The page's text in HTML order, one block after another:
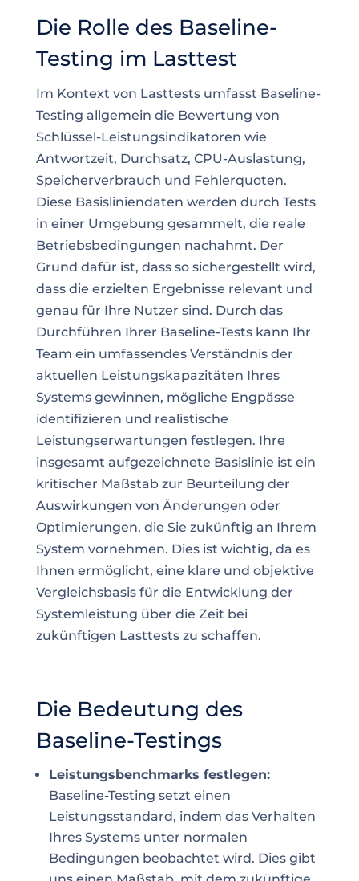
Die Rolle des Baseline-
Testing im Lasttest
Im Kontext von Lasttests umfasst Baseline-
Testing allgemein die Bewertung von
Schlüssel-Leistungsindikatoren wie
Antwortzeit, Durchsatz, CPU-Auslastung,
Speicherverbrauch und Fehlerquoten.
Diese Basisliniendaten werden durch Tests
in einer Umgebung gesammelt, die reale
Betriebsbedingungen nachahmt. Der
Grund dafür ist, dass so sichergestellt wird,
dass die erzielten Ergebnisse relevant und
genau für Ihre Nutzer sind. Durch das
Durchführen Ihrer Baseline-Tests kann Ihr
Team ein umfassendes Verständnis der
aktuellen Leistungskapazitäten Ihres
Systems gewinnen, mögliche Engpässe
identifizieren und realistische
Leistungserwartungen festlegen. Ihre
insgesamt aufgezeichnete Basislinie ist ein
kritischer Maßstab zur Beurteilung der
Auswirkungen von Änderungen oder
Optimierungen, die Sie zukünftig an Ihrem
System vornehmen. Dies ist wichtig, da es
Ihnen ermöglicht, eine klare und objektive
Vergleichsbasis für die Entwicklung der
Systemleistung über die Zeit bei
zukünftigen Lasttests zu schaffen.
Die Bedeutung des
Baseline-Testings
Leistungsbenchmarks festlegen:
Baseline-Testing setzt einen
Leistungsstandard, indem das Verhalten
Ihres Systems unter normalen
Bedingungen beobachtet wird. Dies gibt